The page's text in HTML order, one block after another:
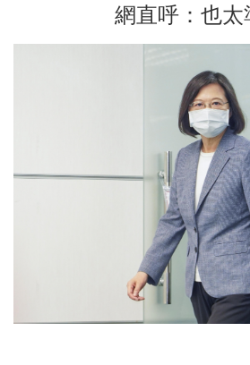
網直呼：也太